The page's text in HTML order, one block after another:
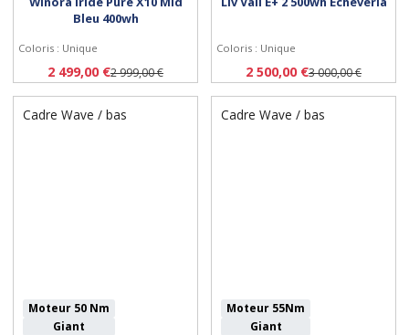
Personnaliser
Bleu 400wh
Coloris : Unique
2 499,00 €2 999,00 €
Personnaliser
Coloris : Unique
2 500,00 €3 000,00 €
Cadre Wave / bas
Moteur 50 Nm
Giant
Cadre Wave / bas
Moteur 55Nm
Giant